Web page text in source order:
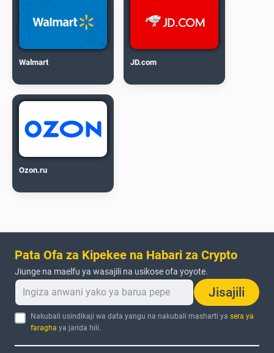
Walmart JD.com
Ozon.ru
Pata Ofa za Kipekee na Habari za Crypto
Jiunge na maelfu ya wasajili na usikose ofa yoyote.
Jisajili
Nakubali usindikaji wa data yangu na nakubali masharti yasera ya
faragha ya jarida hili.